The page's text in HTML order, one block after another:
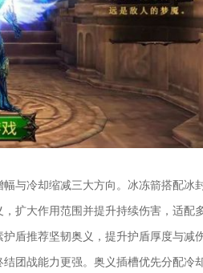
与冷却缩减三大方向。冰冻箭搭配冰
扩大作用范围并提升持续伤害，适配
盾推荐坚韧奥义，提升护盾厚度与减
团战能力更强。奥义插槽优先分配冷